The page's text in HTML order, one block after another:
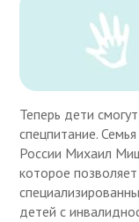
Теперь дети
спецпитание.
России Михаил
которое
детей с